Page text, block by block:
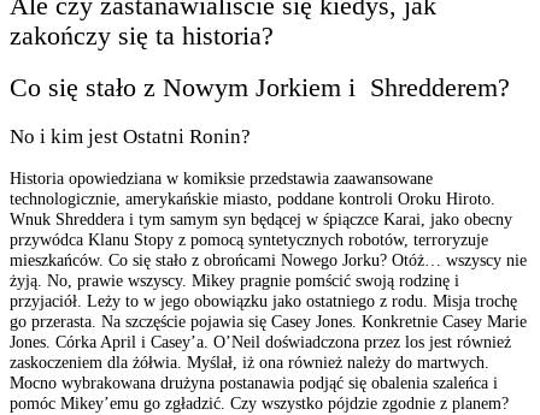
zakończy się ta historia?
Co się stało z Nowym Jorkiem i Shredderem?
No i kim jest Ostatni Ronin?
Historia opowiedziana w komiksie przedstawia zaawansowane
technologicznie, amerykańskie miasto, poddane kontroli Oroku Hiroto.
Wnuk Shreddera i tym samym syn będącej w śpiączce Karai, jako obecny
przywódca Klanu Stopy z pomocą syntetycznych robotów, terroryzuje
mieszkańców. Co się stało z obrońcami Nowego Jorku? Otóż… wszyscy nie
żyją. No, prawie wszyscy. Mikey pragnie pomścić swoją rodzinę i
przyjaciół. Leży to w jego obowiązku jako ostatniego z rodu. Misja trochę
go przerasta. Na szczęście pojawia się Casey Jones. Konkretnie Casey Marie
Jones. Córka April i Casey’a. O’Neil doświadczona przez los jest również
zaskoczeniem dla żółwia. Myślał, iż ona również należy do martwych.
Mocno wybrakowana drużyna postanawia podjąć się obalenia szaleńca i
pomóc Mikey’emu go zgładzić. Czy wszystko pójdzie zgodnie z planem?